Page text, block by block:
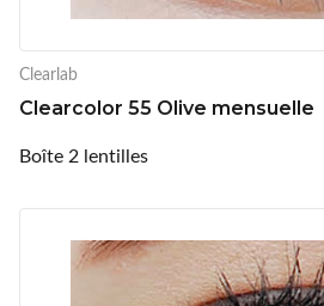
Clearlab
Clearcolor 55 Olive mensuelle
Boîte 2 lentilles